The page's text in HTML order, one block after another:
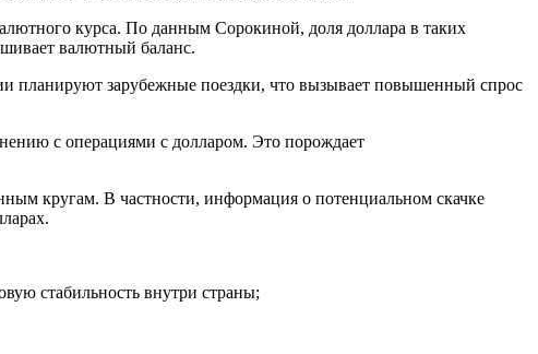
курса. По данным Сорокиной, доля доллара в таких
валютный баланс.
планируют зарубежные поездки, что вызывает повышенный спрос
с операциями с долларом. Это порождает
кругам. В частности, информация о потенциальном скачке
стабильность внутри страны;